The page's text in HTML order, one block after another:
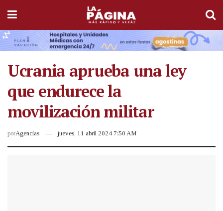
Ucrania aprueba una ley
que endurece la
movilización militar
porAgencias jueves, 11 abril 2024 7:50 AM